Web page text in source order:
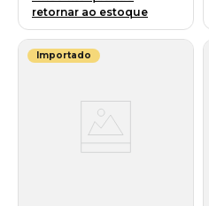
retornar ao estoque
Importado